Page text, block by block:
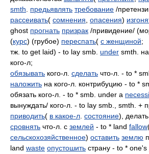
smth
предьявлять требование /
рассеивать( сомнения опасения)
ghost прогнать призрак /привидение/
(курс) (грубое) переспать( с женщиной;
тж. to get laid) - to lay smb. under smth.
кого-л;
обязывать кого-л. сделать что-л. - to *
наложить на кого-л. контрибуцию - to *
обязать кого-л. - to * smb. under a
вынуждать/ кого-л. - to lay smb., smth. +
приводить( в какое-л состояние),
сровнять что-л. с землей - to * land fallow
сельскохозяйственное) оставить землю
land waste опустошить страну - to * one's